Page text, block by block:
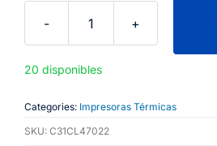
Impresora
Epson
20 disponibles
Categories: Impresoras Térmicas
SKU: C31CL47022